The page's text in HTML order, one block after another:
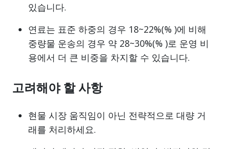
있습니다.
연료는 표준 하중의 경우 18~22%(% )에 비해
중량물 운송의 경우 약 28~30%(% )로 운영 비
용에서 더 큰 비중을 차지할 수 있습니다.
고려해야 할 사항
현물 시장 움직임이 아닌 전략적으로 대량 거
래를 처리하세요.